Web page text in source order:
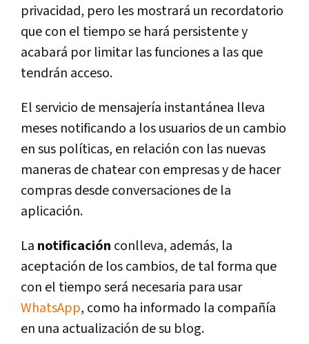
privacidad, pero les mostrará un recordatorio
que con el tiempo se hará persistente y
acabará por limitar las funciones a las que
tendrán acceso.
El servicio de mensajería instantánea lleva
meses notificando a los usuarios de un cambio
en sus políticas, en relación con las nuevas
maneras de chatear con empresas y de hacer
compras desde conversaciones de la
aplicación.
La notificación conlleva, además, la
aceptación de los cambios, de tal forma que
con el tiempo será necesaria para usar
WhatsApp, como ha informado la compañía
en una actualización de su blog.